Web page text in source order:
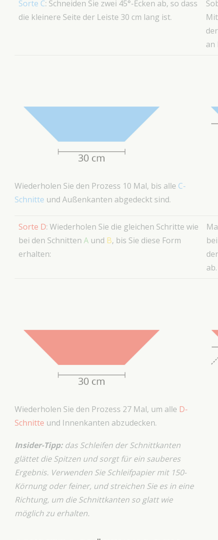
Sorte C: Schneiden Sie zwei 45°-Ecken ab, so dass
die kleinere Seite der Leiste 30 cm lang ist.
an
Wiederholen Sie den Prozess 10 Mal, bis alle C-
Schnitte und Außenkanten abgedeckt sind.
Sorte D: Wiederholen Sie die gleichen Schritte wie
bei den Schnitten A und B, bis Sie diese Form
erhalten:
ab.
Wiederholen Sie den Prozess 27 Mal, um alle D-
Schnitte und Innenkanten abzudecken.
Insider-Tipp:das Schleifen der Schnittkanten
glättet die Spitzen und sorgt für ein sauberes
Ergebnis. Verwenden Sie Schleifpapier mit 150-
Körnung oder feiner, und streichen Sie es in eine
Richtung, um die Schnittkanten so glatt wie
möglich zu erhalten.